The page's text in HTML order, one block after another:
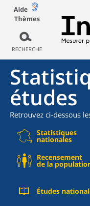
Aide
Thèmes
RECHERCHE
études
Retrouvez ci-dessous
Statistiques
nationales
Recensement
de la
Études